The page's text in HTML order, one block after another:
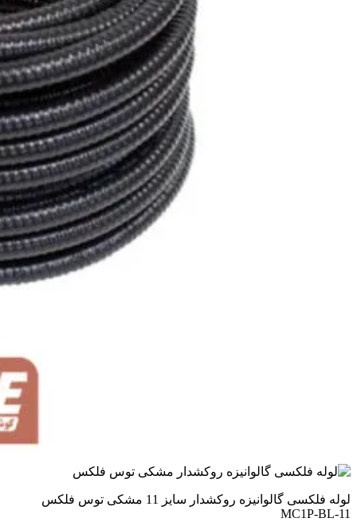
لوله فلکسی گالوانیزه روکشدار سایز 11 مشکی توس فلکس
MC1P-BL-11